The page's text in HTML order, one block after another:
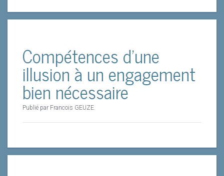
Compétences d’une
illusion à un engagement
bien nécessaire
Publié par Francois GEUZE.